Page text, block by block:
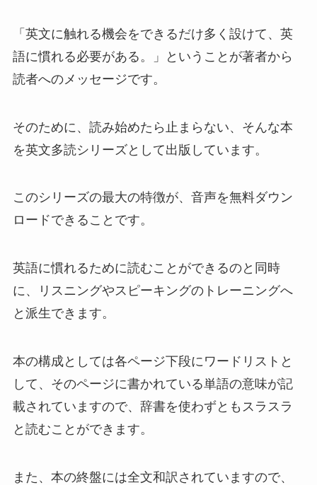
「英文に触れる機会をできるだけ多く設けて、英
語に慣れる必要がある。」ということが著者から
読者へのメッセージです。
そのために、読み始めたら止まらない、そんな本
を英文多読シリーズとして出版しています。
このシリーズの最大の特徴が、音声を無料ダウン
ロードできることです。
英語に慣れるために読むことができるのと同時
に、リスニングやスピーキングのトレーニングへ
と派生できます。
本の構成としては各ページ下段にワードリストと
して、そのページに書かれている単語の意味が記
載されていますので、辞書を使わずともスラスラ
と読むことができます。
また、本の終盤には全文和訳されていますので、